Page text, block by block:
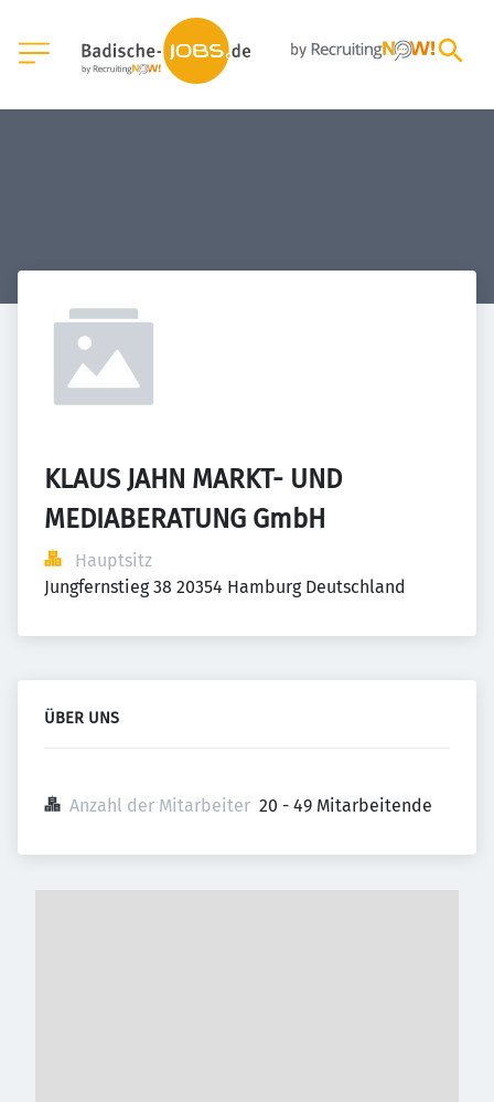
KLAUS JAHN MARKT- UND
MEDIABERATUNG GmbH
Hauptsitz
Jungfernstieg 38 20354 Hamburg Deutschland
ÜBER UNS
Anzahl der Mitarbeiter 20 - 49 Mitarbeitende